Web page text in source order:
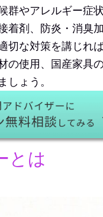
群やアレルギー症
着剤、防炎・消臭
な対策を講じれ
の使用、国産家具
しょう。
とは